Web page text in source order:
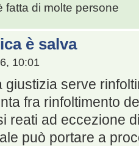
fatta di molte persone
è salva
10:01
giustizia serve
fra rinfoltimento
reati ad eccezione
può portare a